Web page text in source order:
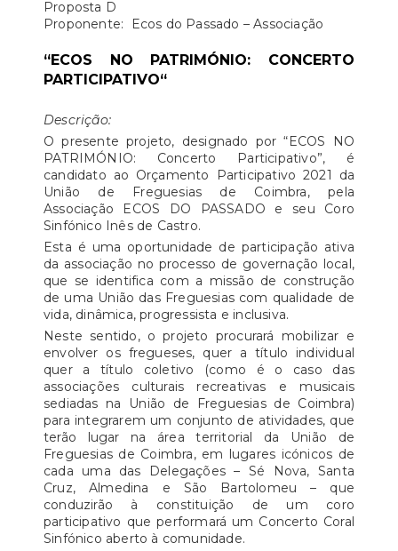
​Proposta D
Proponente: Ecos do Passado – Associação
“ECOS NO PATRIMÓNIO: CONCERTO
PARTICIPATIVO“
Descrição:
O presente projeto, designado por “ECOS NO
PATRIMÓNIO: Concerto Participativo”, é
candidato ao Orçamento Participativo 2021 da
União de Freguesias de Coimbra, pela
Associação ECOS DO PASSADO e seu Coro
Sinfónico Inês de Castro.
Esta é uma oportunidade de participação ativa
da associação no processo de governação local,
que se identifica com a missão de construção
de uma União das Freguesias com qualidade de
vida, dinâmica, progressista e inclusiva.
Neste sentido, o projeto procurará mobilizar e
envolver os fregueses, quer a título individual
quer a título coletivo (como é o caso das
associações culturais recreativas e musicais
sediadas na União de Freguesias de Coimbra)
para integrarem um conjunto de atividades, que
terão lugar na área territorial da União de
Freguesias de Coimbra, em lugares icónicos de
cada uma das Delegações – Sé Nova, Santa
Cruz, Almedina e São Bartolomeu – que
conduzirão à constituição de um coro
participativo que performará um Concerto Coral
Sinfónico aberto à comunidade.